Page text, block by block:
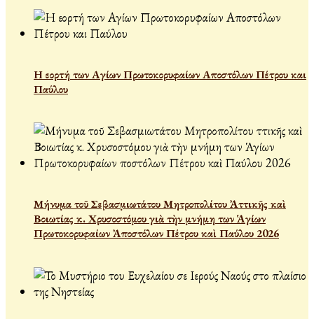
Η εορτή των Αγίων Πρωτοκορυφαίων Αποστόλων Πέτρου και
Παύλου
Μήνυμα τοῦ Σεβασμιωτάτου Μητροπολίτου Ἀττικῆς καὶ
Βοιωτίας κ. Χρυσοστόμου γιὰ τὴν μνήμη των Ἁγίων
Πρωτοκορυφαίων Ἀποστόλων Πέτρου καὶ Παύλου 2026